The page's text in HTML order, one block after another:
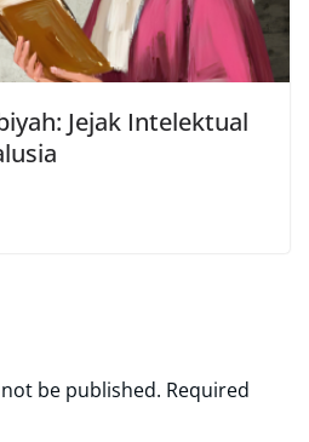
Jejak Intelektual
be published. Required